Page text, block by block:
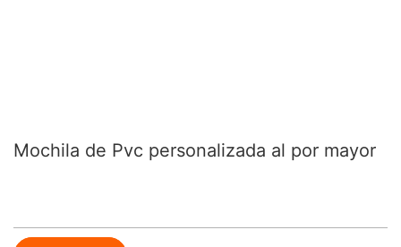
Mochila de Pvc personalizada al por mayor